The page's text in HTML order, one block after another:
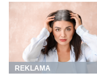
REKLAMA